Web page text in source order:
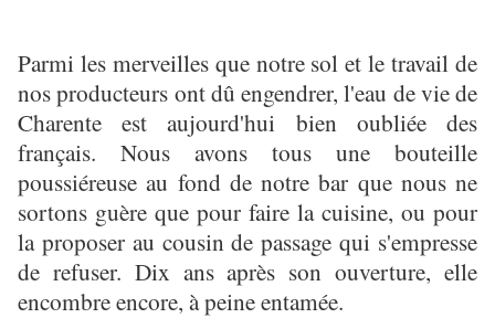
Parmi les merveilles que notre sol et le travail de
nos producteurs ont dû engendrer, l'eau de vie de
Charente est aujourd'hui bien oubliée des
français. Nous avons tous une bouteille
poussiéreuse au fond de notre bar que nous ne
sortons guère que pour faire la cuisine, ou pour
la proposer au cousin de passage qui s'empresse
de refuser. Dix ans après son ouverture, elle
encombre encore, à peine entamée.